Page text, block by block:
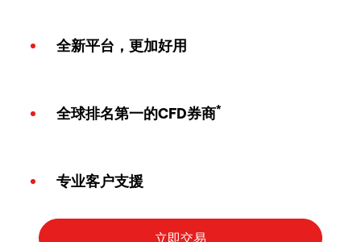
全新平台，更加好用
全球排名第一的CFD券商*
专业客户支援